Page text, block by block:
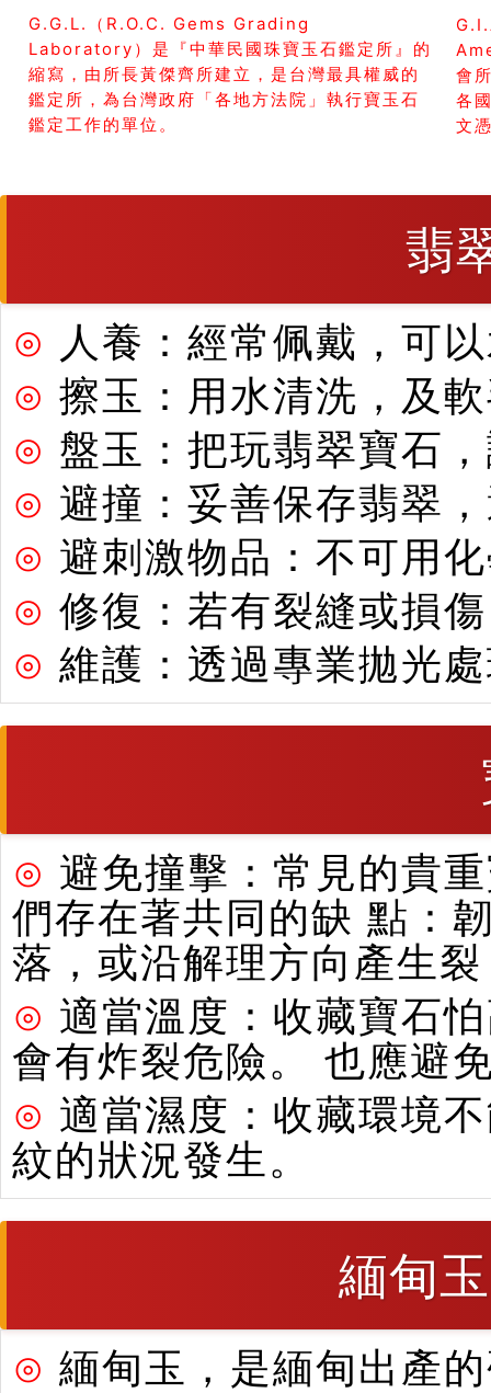
G.G.L.（R.O.C. Gems Grading
Laboratory）是『中華民國珠寶玉石鑑定所』的
縮寫，由所長黃傑齊所建立，是台灣最具權威的
鑑定所，為台灣政府「各地方法院」執行寶玉石
鑑定工作的單位。
會
各
文
翡
⊙ 人養：經常佩戴，可
⊙ 擦玉：用水清洗，及
⊙ 盤玉：把玩翡翠寶石
⊙ 避撞：妥善保存翡翠
⊙ 避刺激物品：不可用
⊙ 修復：若有裂縫或損
⊙ 維護：透過專業拋光
⊙ 避免撞擊：常見的貴
們存在著共同的缺 點：
落，或沿解理方向產生
⊙ 適當溫度：收藏寶石
會有炸裂危險。 也應避
⊙ 適當濕度：收藏環境
紋的狀況發生。
緬甸
⊙ 緬甸玉，是緬甸出產